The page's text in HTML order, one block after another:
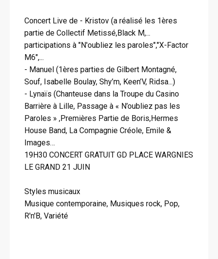
Concert Live de - Kristov (a réalisé les 1ères
partie de Collectif Metissé,Black M,...
participations à "N'oubliez les paroles","X-Factor
M6",...
- Manuel (1ères parties de Gilbert Montagné,
Souf, Isabelle Boulay, Shy’m, Keen’V, Ridsa...)
- Lynaïs (Chanteuse dans la Troupe du Casino
Barrière à Lille, Passage à « N’oubliez pas les
Paroles » ,Premières Partie de Boris,Hermes
House Band, La Compagnie Créole, Emile &
Images…
19H30 CONCERT GRATUIT GD PLACE WARGNIES
LE GRAND 21 JUIN
Styles musicaux
Musique contemporaine, Musiques rock, Pop,
R'n'B, Variété